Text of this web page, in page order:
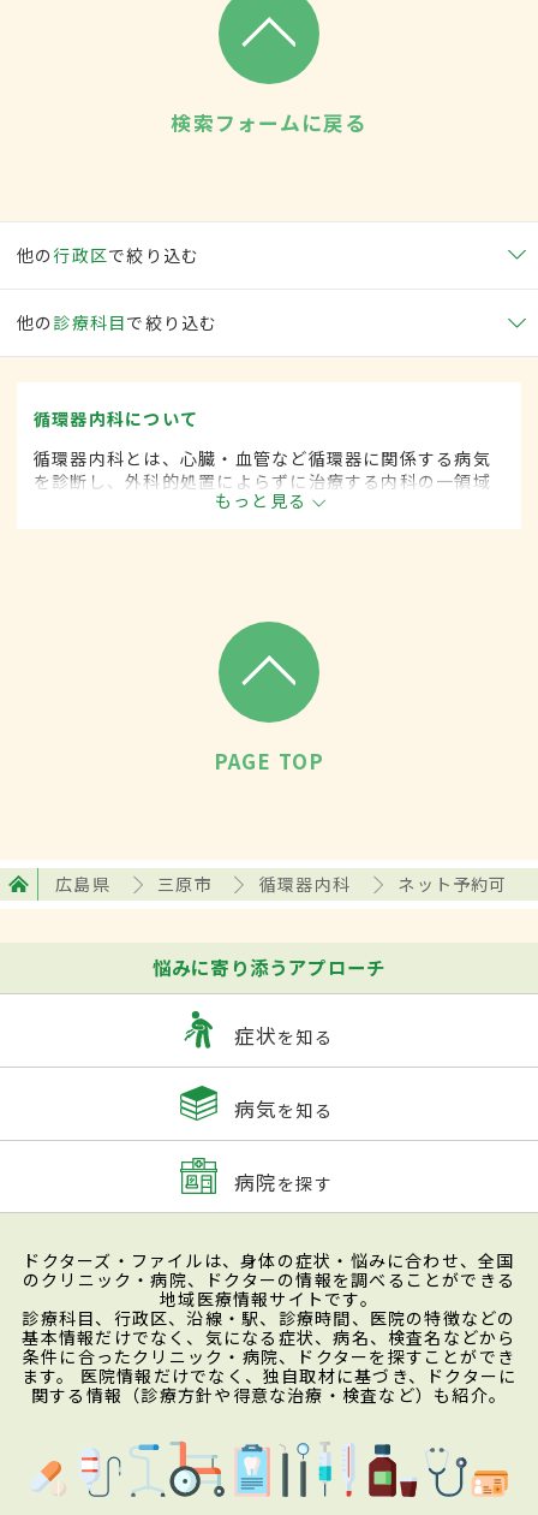
検索フォームに戻る
他の行政区で絞り込む
他の 診療科目で絞り込む
循環器内科について
循環器内科とは、心臓・血管など循環器に関係する病気
を診断し、外科的処置によらずに治療する内科の一領域
です。平成20年4月の制度改正前は、循環器科と呼ばれ
ていました。
もっと見る
PAGE TOP
広島県 三原市 循環器内科 ネット予約可
悩みに寄り添うアプローチ
症状を知る
病気を知る
病院を探す
ドクターズ・ファイルは、身体の症状・悩みに合わせ、全国
のクリニック・病院、ドクターの情報を調べることができる
地域医療情報サイトです。
診療科目、行政区、沿線・駅、診療時間、医院の特徴などの
基本情報だけでなく、気になる症状、病名、検査名などから
条件に合ったクリニック・病院、ドクターを探すことができ
ます。 医院情報だけでなく、独自取材に基づき、ドクターに
関する情報（診療方針や得意な治療・検査など）も紹介。